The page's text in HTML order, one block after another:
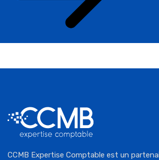
CCMB Expertise Comptable est un